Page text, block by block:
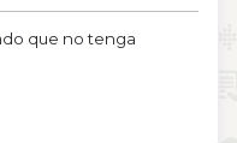
que no tenga